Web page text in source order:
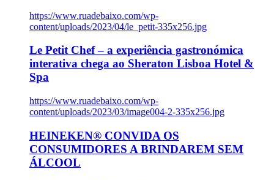
https://www.ruadebaixo.com/wp-
content/uploads/2023/04/le_petit-335x256.jpg
Le Petit Chef – a experiência gastronómica
interativa chega ao Sheraton Lisboa Hotel &
Spa
https://www.ruadebaixo.com/wp-
content/uploads/2023/03/image004-2-335x256.jpg
HEINEKEN® CONVIDA OS
CONSUMIDORES A BRINDAREM SEM
ÁLCOOL